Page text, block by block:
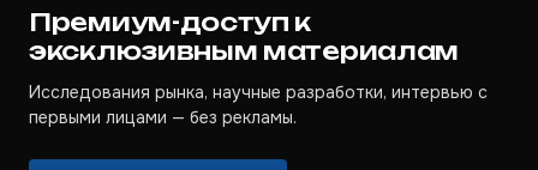
Премиум-доступ к
эксклюзивным материалам
Исследования рынка, научные разработки, интервью с
первыми лицами — без рекламы.